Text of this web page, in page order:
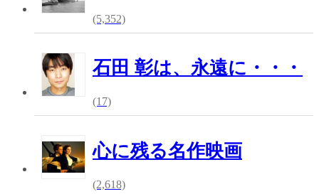
(5,352)
石田 彰は、永遠に・・・
(17)
心に残る名作映画
(2,618)